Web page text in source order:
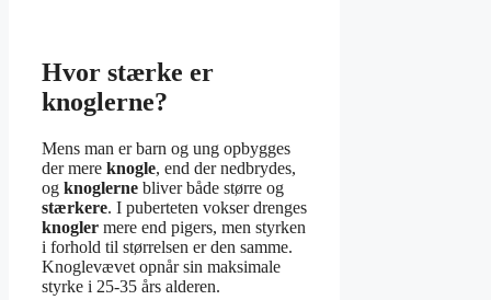
Hvor stærke er
knoglerne?
Mens man er barn og ung opbygges
der mere knogle, end der nedbrydes,
og knoglerne bliver både større og
stærkere. I puberteten vokser drenges
knogler mere end pigers, men styrken
i forhold til størrelsen er den samme.
Knoglevævet opnår sin maksimale
styrke i 25-35 års alderen.